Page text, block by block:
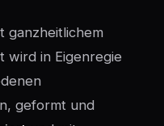
ganzheitlichem
wird in Eigenregie
geformt und